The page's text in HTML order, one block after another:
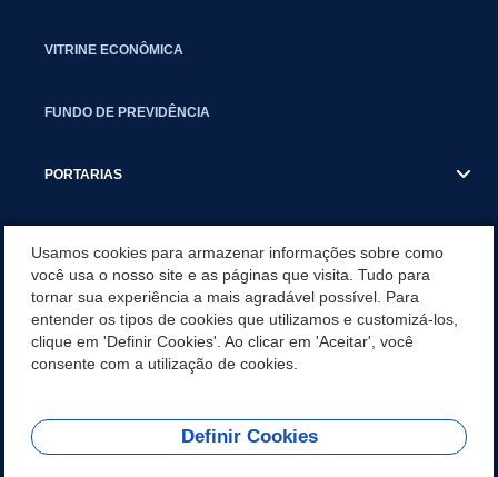
VITRINE ECONÔMICA
FUNDO DE PREVIDÊNCIA
PORTARIAS
CONCURSO/PSS/CONVOCAÇÃO
INCENTIVOS PÚBLICOS À PROJETOS CULTURAIS - INÁCIO
MARTINS PR
REDES SOCIAIS
Usamos cookies para armazenar informações sobre como
você usa o nosso site e as páginas que visita. Tudo para
tornar sua experiência a mais agradável possível. Para
entender os tipos de cookies que utilizamos e customizá-los,
clique em 'Definir Cookies'. Ao clicar em 'Aceitar', você
consente com a utilização de cookies.
Definir Cookies